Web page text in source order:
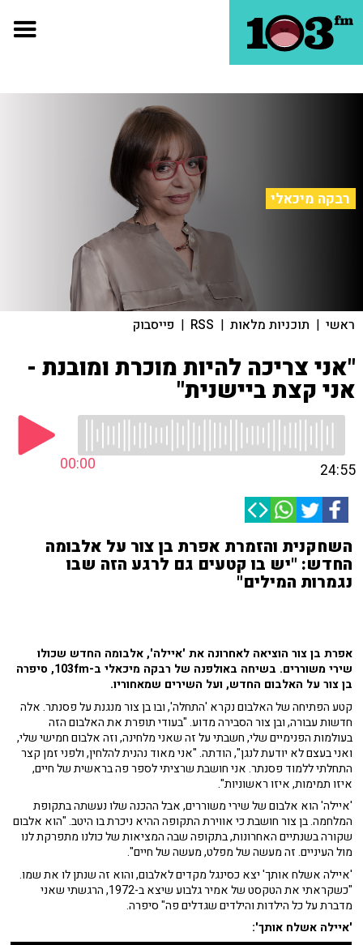
רבקה מיכאלי
ראשי | תוכניות מלאות |
RSS
| פייסבוק
"אני צריכה להיות מוכרת ומובנת -
אני קצת ביישנית"
00:00 24:55
השחקנית והזמרת אפרת בן צור על אלבומה
החדש: "יש בו קטעים גם לרגע הזה שבו
נגמרות המילים"
אפרת בן צור הוציאה לאחרונה את 'איילה', אלבומה החדש שכולו
שירי משוררים. בשיחה באולפנה של רבקה מיכאלי ב-103fm, סיפרה
בן צור על האלבום החדש, ועל השירים שמאחוריו.
קטע הפתיחה של האלבום נקרא 'התחלה', ובו בן צור מנגנת על פסנתר. אלה
חדשות עבורה, ובן צור הסבירה מדוע. "בעודי תופרת את האלבום הזה
בעולמות הפנימיים שלי, חשבתי על זה שאני מלחינה, וזה אלבום חמישי שלי,
ואני בעצם לא יודעת לנגן", הודתה. "אני מאוד נהנית להלחין, ולפני זמן קצר
התחלתי ללמוד פסנתר. אני חושבת שרציתי לספר פה בראשית של חיים,
איזו תמימות, איזו ראשוניות".
'איילה' הוא אלבום של שירי משוררים, אבל ההכנה שלו נעשתה בתקופת
המלחמה. בן צור חושבת כי אווירת התקופה ההיא ניכרת בו היטב. "הוא אלבום
שקורה בשנתיים האחרונות, בתקופה שבה המציאות של כולנו מתפרקת לנו
מול העיניים. זה מעשה של מפלט, מעשה של חיים".
'איילה אשלח אותך' יצא כסינגל מקדים לאלבום, והוא זה שנתן לו את שמו.
"כשקראתי את הטקסט של אמיר גלבוע שיצא ב-1972, הרגשתי שאני
מדברת על כל הילדות והילדים שגדלים פה" סיפרה.
'איילה אשלח אותך':